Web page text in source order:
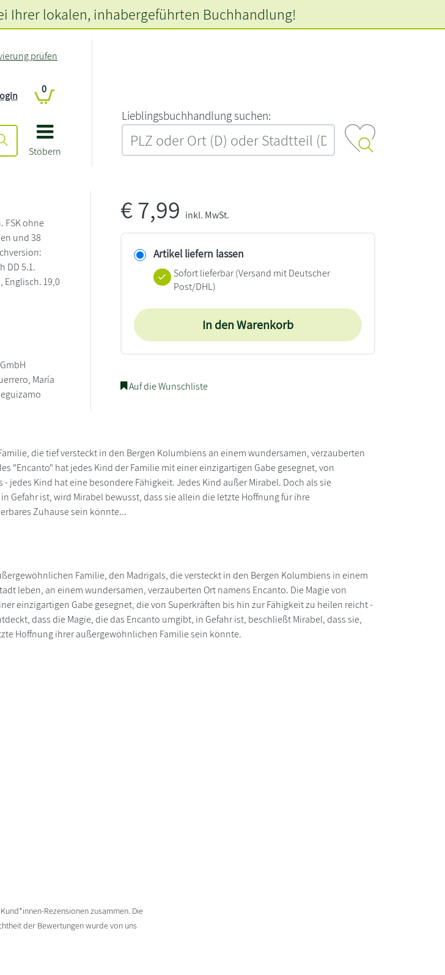
Stöbern
prüfen
0
L‍i‍e‍b‍l‍i‍n‍g‍s‍b‍u‍c‍h‍h‍a‍n‍d‍l‍u‍n‍g‍ ‍s‍u‍c‍h‍e‍n‍:‍
Ihrer lokalen, inhabergeführten Buchhandlung!
FSK ohne
und 38
DD 5.1.
Englisch. 19,0
María
€7,99 inkl. MwSt.
Artikel liefern lassen
Sofort lieferbar(Versand mit Deutscher
Post/DHL)
In den Warenkorb
Auf die Wunschliste
die tief versteckt in den Bergen Kolumbiens an einem wundersamen, verzauberten
"Encanto" hat jedes Kind der Familie mit einer einzigartigen Gabe gesegnet, von
jedes Kind hat eine besondere Fähigkeit. Jedes Kind außer Mirabel. Doch als sie
Gefahr ist, wird Mirabel bewusst, dass sie allein die letzte Hoffnung für ihre
Zuhause sein könnte...
Familie, den Madrigals, die versteckt in den Bergen Kolumbiens in einem
leben, an einem wundersamen, verzauberten Ort namens Encanto. Die Magie von
einzigartigen Gabe gesegnet, die von Superkräften bis hin zur Fähigkeit zu heilen reicht -
dass die Magie, die das Encanto umgibt, in Gefahr ist, beschließt Mirabel, dass sie,
Hoffnung ihrer außergewöhnlichen Familie sein könnte.
Rezensionen zusammen. Die
der Bewertungen wurde von uns